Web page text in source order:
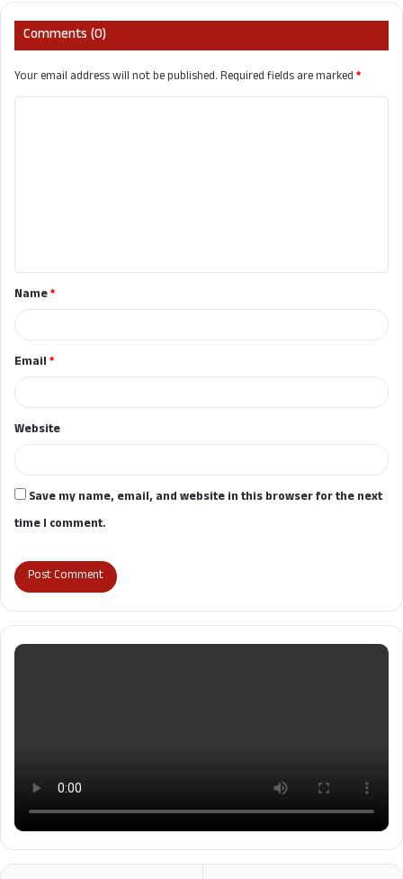
Comments (0)
Your email address will not be published.Required fields are marked*
t
*Name*
Email*
Website
Save my name, email, and website in this browser for the next
time I comment.